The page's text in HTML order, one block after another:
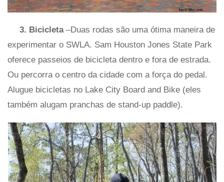
3. Bicicleta –Duas rodas são uma ótima maneira de
experimentar o SWLA. Sam Houston Jones State Park
oferece passeios de bicicleta dentro e fora de estrada.
Ou percorra o centro da cidade com a força do pedal.
Alugue bicicletas no Lake City Board and Bike (eles
também alugam pranchas de stand-up paddle).